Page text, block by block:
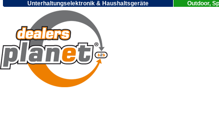
Unterhaltungselektronik & Haushaltsgeräte Outdoor,